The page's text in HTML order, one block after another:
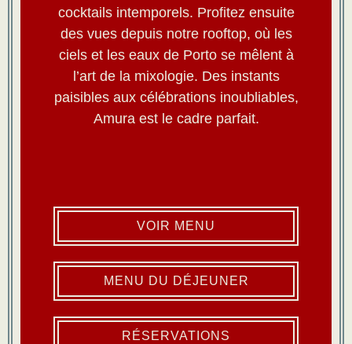
cocktails intemporels. Profitez ensuite
des vues depuis notre rooftop, où les
ciels et les eaux de Porto se mêlent à
l’art de la mixologie. Des instants
paisibles aux célébrations inoubliables,
Amura est le cadre parfait.
VOIR MENU
MENU DU DÉJEUNER
RÉSERVATIONS